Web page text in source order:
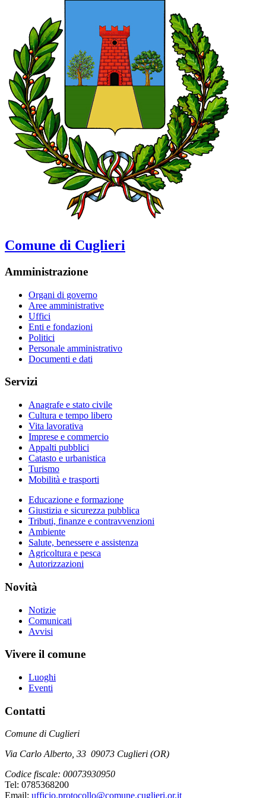
Comune di Cuglieri
Amministrazione
Organi di governo
Aree amministrative
Uffici
Enti e fondazioni
Politici
Personale amministrativo
Documenti e dati
Servizi
Anagrafe e stato civile
Cultura e tempo libero
Vita lavorativa
Imprese e commercio
Appalti pubblici
Catasto e urbanistica
Turismo
Mobilità e trasporti
Educazione e formazione
Giustizia e sicurezza pubblica
Tributi, finanze e contravvenzioni
Ambiente
Salute, benessere e assistenza
Agricoltura e pesca
Autorizzazioni
Novità
Notizie
Comunicati
Avvisi
Vivere il comune
Luoghi
Eventi
Contatti
Comune di Cuglieri
Via Carlo Alberto, 33 09073 Cuglieri (OR)
Codice fiscale: 00073930950
Tel: 0785368200
Email: ufficio.protocollo@comune.cuglieri.or.it